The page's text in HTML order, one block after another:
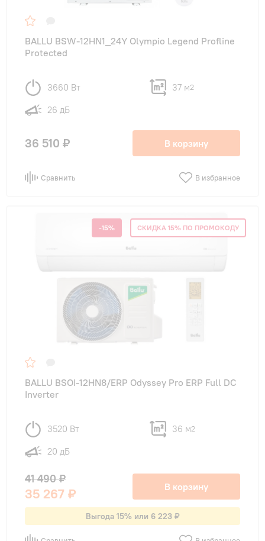
BALLU BSW-12HN1_24Y Olympio Legend Profline
Protected
3660 Вт 37 м2
26 дБ
36 510 ₽ В корзину
Сравнить В избранное
-15% СКИДКА 15% ПО ПРОМОКОДУ
BALLU BSOI-12HN8/ERP Odyssey Pro ERP Full DC
Inverter
3520 Вт 36 м2
20 дБ
41 490 ₽
35 267 ₽ В корзину
Выгода 15% или 6 223 ₽